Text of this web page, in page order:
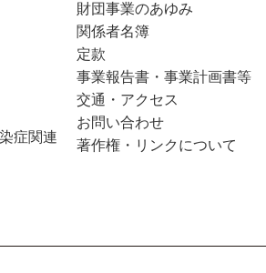
症関連
財団事業のあゆみ
関係者名簿
定款
事業報告書・事業計画書等
交通・アクセス
お問い合わせ
著作権・リンクについて